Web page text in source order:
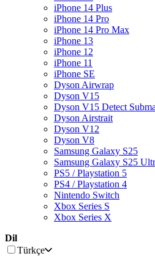
iPhone 14 Plus
iPhone 14 Pro
iPhone 14 Pro Max
iPhone 13
iPhone 12
iPhone 11
iPhone SE
Dyson Airwrap
Dyson V15
Dyson V15 Detect
Dyson Airstrait
Dyson V12
Dyson V8
Samsung Galaxy S25
Samsung Galaxy S25
PS5 / Playstation 5
PS4 / Playstation 4
Nintendo Switch
Xbox Series S
Xbox Series X
Dil
Türkçe